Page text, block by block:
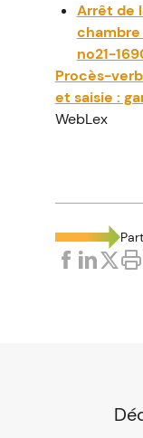
Arrêt de
chambre
no21-
Procès-
et saisie :
WebLex